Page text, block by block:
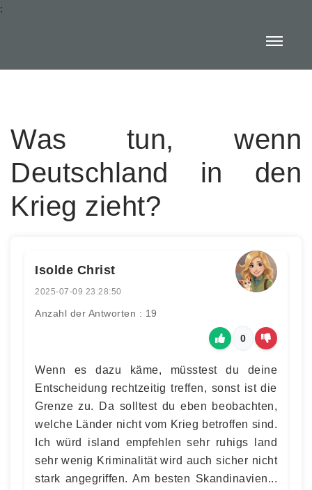
:
Was tun, wenn
Deutschland in den
Krieg zieht?
Isolde Christ
2025-07-09 23:28:50
Anzahl der Antworten : 19
0
Wenn es dazu käme, müsstest du deine
Entscheidung rechtzeitig treffen, sonst ist die
Grenze zu. Da solltest du eben beobachten,
welche Länder nicht vom Krieg betroffen sind.
Ich würd island empfehlen sehr ruhigs land
sehr wenig Kriminalität wird auch sicher nicht
stark angegriffen. Am besten Skandinavien...